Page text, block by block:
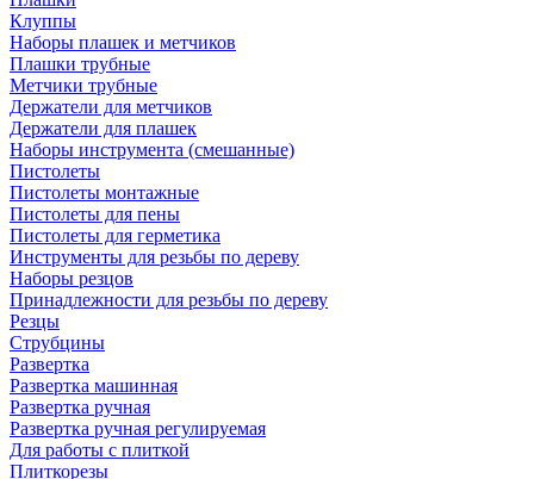
Клуппы
Наборы плашек и метчиков
Плашки трубные
Метчики трубные
Держатели для метчиков
Держатели для плашек
Наборы инструмента (смешанные)
Пистолеты
Пистолеты монтажные
Пистолеты для пены
Пистолеты для герметика
Инструменты для резьбы по дереву
Наборы резцов
Принадлежности для резьбы по дереву
Резцы
Струбцины
Развертка
Развертка машинная
Развертка ручная
Развертка ручная регулируемая
Для работы с плиткой
Плиткорезы